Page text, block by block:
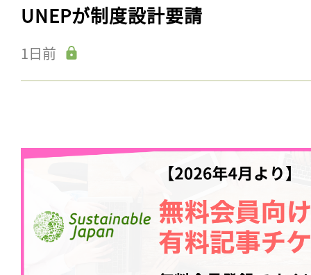
UNEPが制度設計要請
1日前